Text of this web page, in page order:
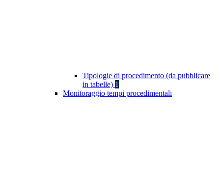
Tipologie di procedimento (da pubblicare
in tabelle) 1
Monitoraggio tempi procedimentali